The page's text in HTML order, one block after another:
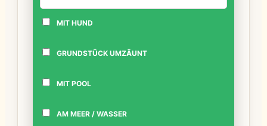
MIT HUND
GRUNDSTÜCK UMZÄUNT
MIT POOL
AM MEER / WASSER